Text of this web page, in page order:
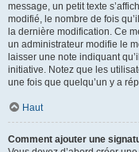
message, un petit texte
modifié, le nombre de fois
la dernière modification. Ce
un administrateur modifie le
laisser une note indiquant
initiative. Notez que les
une fois que quelqu’un y a
Haut
Comment ajouter une